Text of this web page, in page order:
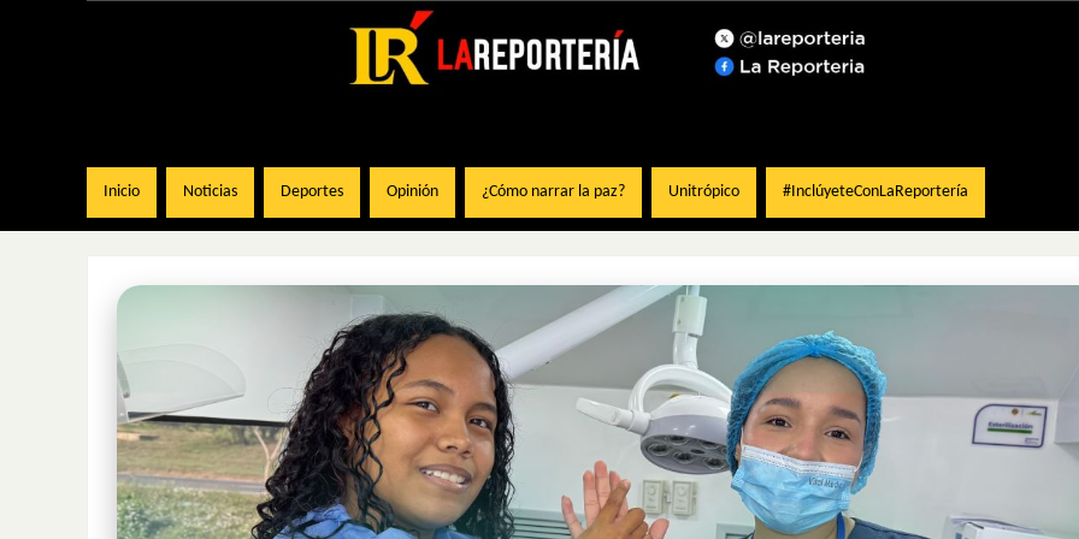
Inicio Noticias Deportes Opinión ¿Cómo narrar la paz? Unitrópico #InclúyeteConLaReportería